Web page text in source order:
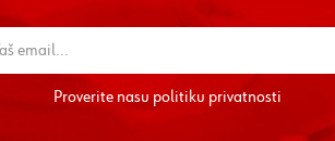
Proverite nasupolitiku privatnosti